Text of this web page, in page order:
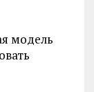
модель